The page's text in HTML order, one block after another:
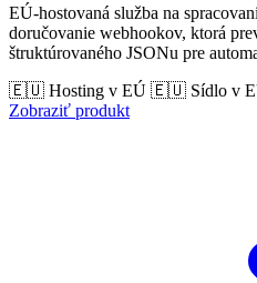
EÚ-hostovaná služba na
doručovanie webhookov, ktorá
štruktúrovaného JSONu pre
🇪🇺 Hosting v EÚ 🇪🇺 Sídlo v
Zobraziť produkt